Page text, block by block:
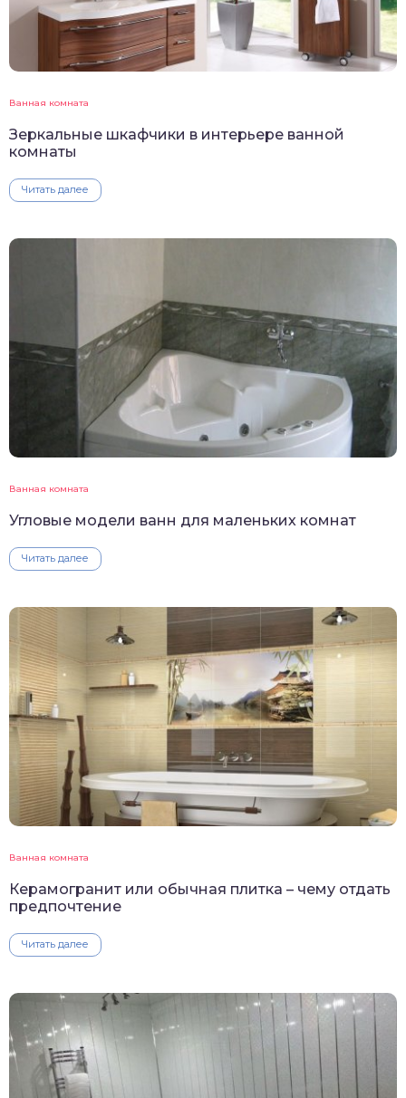
Ванная комната
Зеркальные шкафчики в интерьере ванной
комнаты
Читать далее
Ванная комната
Угловые модели ванн для маленьких комнат
Читать далее
Ванная комната
Керамогранит или обычная плитка – чему отдать
предпочтение
Читать далее